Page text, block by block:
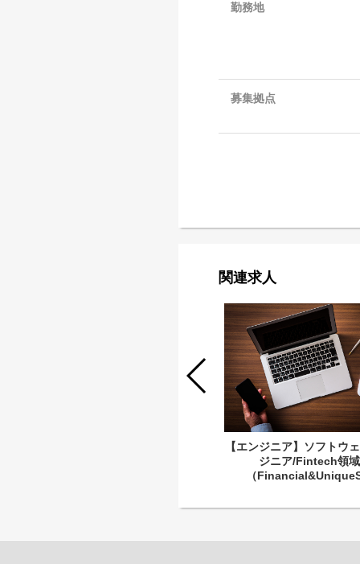
勤務地
募集拠点
関連求人
【エンジニア】ソフトウ
ジニア/Fintech領
（